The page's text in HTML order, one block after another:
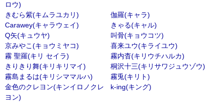
ロウ)
きむら紫(キムラユカリ)
伽羅(キャラ)
Carawey(キャラウェイ)
きゃる(キャル)
Q矢(キュウヤ)
叫骨(キョウコツ)
京みやこ(キョウミヤコ)
喜来ユウ(キライユウ)
霧 聖羅(キリ セイラ)
霧内杳(キリウチハルカ)
きりきり舞(キリキリマイ)
桐沢十三(キリサワジュウゾウ)
霧島まるは(キリシママルハ)
霧兎(キリト)
金色のクレヨン(キンイロノクレ
ヨン)
k-ing(キング)